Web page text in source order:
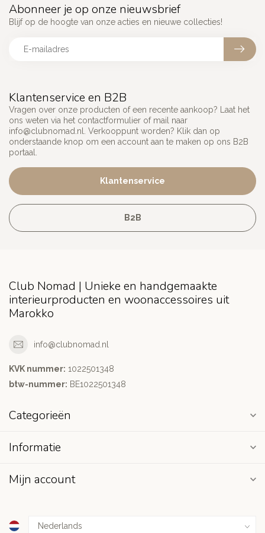
Klantenservice en B2B
Vragen over onze producten of een recente aankoop? Laat het
ons weten via het contactformulier of mail naar
info@clubnomad.nl . Verkooppunt worden? Klik dan op
onderstaande knop om een account aan te maken op ons B2B
portaal.
Klantenservice
B2B
Abonneer je op onze nieuwsbrief
Blijf op de hoogte van onze acties en nieuwe collecties!
Club Nomad | Unieke en handgemaakte
interieurproducten en woonaccessoires uit
Marokko
info@clubnomad.nl
KVK nummer: 1022501348
btw-nummer: BE1022501348
Categorieën
Informatie
Mijn account